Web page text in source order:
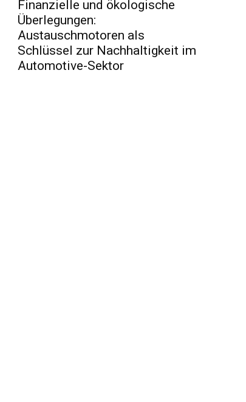
Finanzielle und ökologische
Überlegungen:
Austauschmotoren als
Schlüssel zur Nachhaltigkeit im
Automotive-Sektor